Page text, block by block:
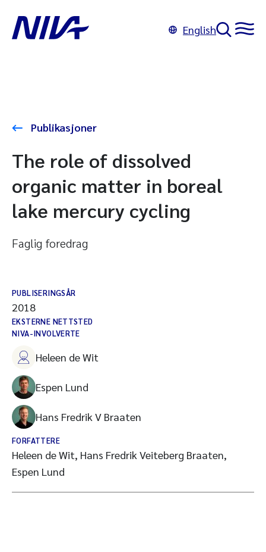
English
Publikasjoner
The role of dissolved
organic matter in boreal
lake mercury cycling
Faglig foredrag
PUBLISERINGSÅR
2018
EKSTERNE NETTSTED
NIVA-INVOLVERTE
Heleen de Wit
Espen Lund
Hans Fredrik V Braaten
FORFATTERE
Heleen de Wit, Hans Fredrik Veiteberg Braaten,
Espen Lund